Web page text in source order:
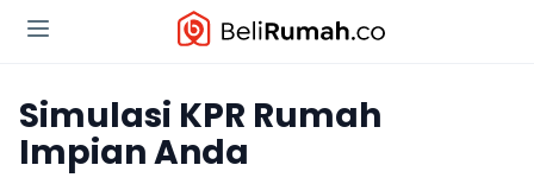
Simulasi KPR Rumah
Impian Anda